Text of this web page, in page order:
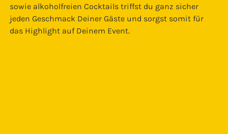
sowie alkoholfreien Cocktails triffst du ganz sicher
jeden Geschmack Deiner Gäste und sorgst somit für
das Highlight auf Deinem Event.